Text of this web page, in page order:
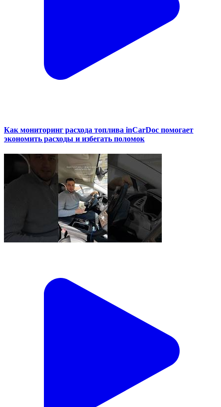
Как мониторинг расхода топлива inCarDoc помогает
экономить расходы и избегать поломок